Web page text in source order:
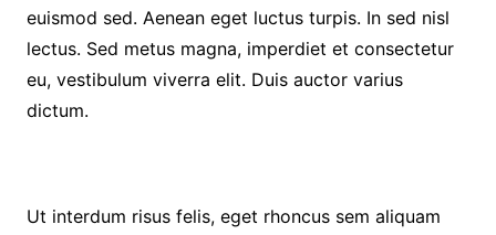
euismod sed. Aenean eget luctus turpis. In sed nisl
lectus. Sed metus magna, imperdiet et consectetur
eu, vestibulum viverra elit. Duis auctor varius
dictum.
Ut interdum risus felis, eget rhoncus sem aliquam